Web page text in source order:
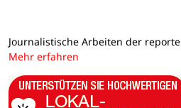
Journalistische Arbeiten der
Mehr erfahren